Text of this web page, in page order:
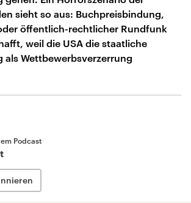
sieht so aus: Buchpreisbindung,
öffentlich-rechtlicher Rundfunk
weil die USA die staatliche
Wettbewerbsverzerrung
Podcast